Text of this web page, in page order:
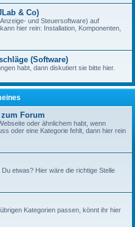
& Co)
und Steuersoftware) auf
hier rein: Installation, Komponenten,
(Software)
habt, dann diskutiert sie bitte hier.
Forum
oder ähnlichem habt, wenn
oder eine Kategorie fehlt, dann hier rein
etwas? Hier wäre die richtige Stelle
Kategorien passen, könnt ihr hier